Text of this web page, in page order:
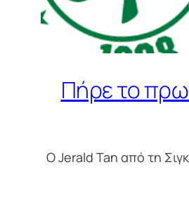
Πήρε το
Ο Jerald Tan από τη